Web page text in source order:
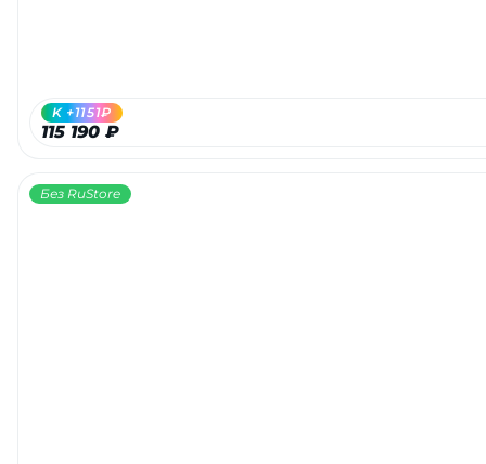
115 190 ₽
K +1151₽
Без RuStore